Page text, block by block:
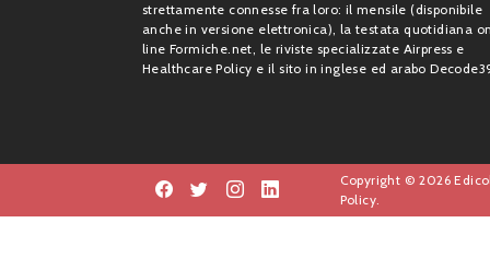
strettamente connesse fra loro: il mensile (disponibile
anche in versione elettronica), la testata quotidiana
line Formiche.net, le riviste specializzate Airpress e
Healthcare Policy e il sito in inglese ed arabo
Copyright © 2026
Policy.